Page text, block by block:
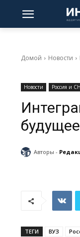
Домой Новости
Новости Россия и
Авторы -
ТЕГИ ВУЗ